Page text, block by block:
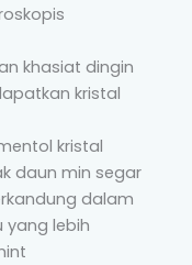
khasiat dingin
kristal
kristal
daun min segar
dalam
lebih